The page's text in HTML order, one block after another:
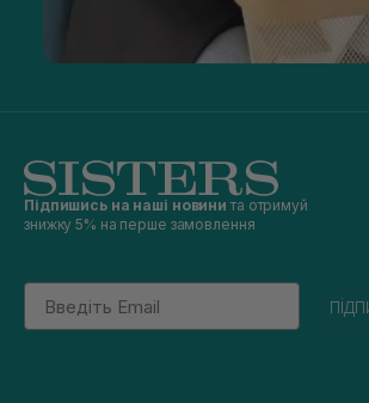
Підпишись на наші новини та отримуй
знижку 5% на перше замовлення
Email